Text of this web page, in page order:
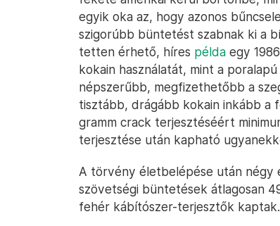
egyik oka az, hogy azonos
szigorúbb büntetést szabnak ki a
tetten érhető, híres példa egy
kokain használatát, mint a
népszerűbb, megfizethetőbb a
tisztább, drágább kokain inkább
gramm crack terjesztéséért
terjesztése után kapható
A törvény életbelépése után
szövetségi büntetések átlagosan
fehér kábítószer-terjesztők kaptak.